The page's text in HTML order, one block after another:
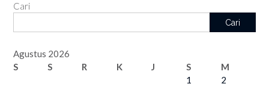
Cari
Cari
Agustus 2026
S
S R K J S
M
1
2